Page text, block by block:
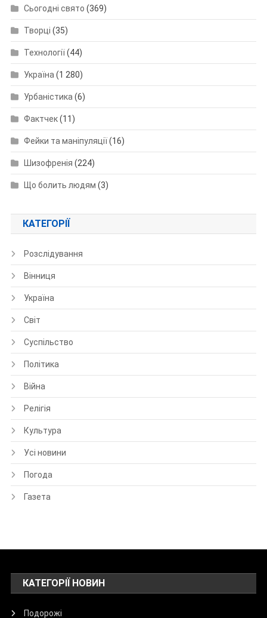
Сьогодні свято (369)
Творці (35)
Технології(44)
Україна (1 280)
Урбаністика (6)
Фактчек(11)
Фейки та маніпуляції(16)
Шизофренія (224)
Що болить людям (3)
КАТЕГОРІЇ
Розслідування
Вінниця
Україна
Світ
Суспільство
Політика
Війна
Релігія
Культура
Усі новини
Погода
Газета
КАТЕГОРІЇ НОВИН
Подорожі